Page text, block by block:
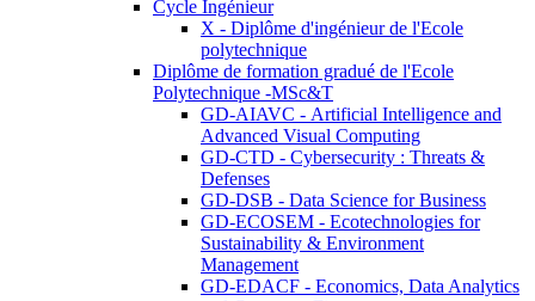
Cycle Ingénieur
X - Diplôme d'ingénieur de l'Ecole
polytechnique
Diplôme de formation gradué de l'Ecole
Polytechnique -MSc&T
GD-AIAVC - Artificial Intelligence and
Advanced Visual Computing
GD-CTD - Cybersecurity : Threats &
Defenses
GD-DSB - Data Science for Business
GD-ECOSEM - Ecotechnologies for
Sustainability & Environment
Management
GD-EDACF - Economics, Data Analytics